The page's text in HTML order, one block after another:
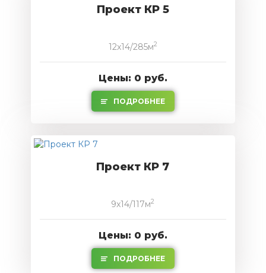
Проект КР 5
12x14/285м2
Цены: 0 руб.
ПОДРОБНЕЕ
Проект КР 7
9x14/117м2
Цены: 0 руб.
ПОДРОБНЕЕ